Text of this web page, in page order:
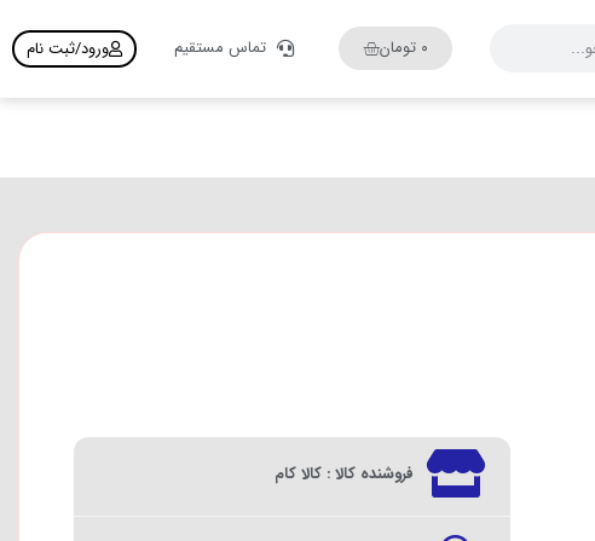
۰ تومان تماس مستقیم ورود/ثبت نام
فروشنده کالا : کالا کام